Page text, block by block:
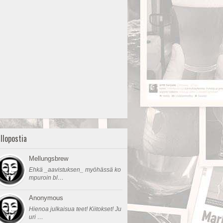
Mellungsbrew
Ehkä _aavistuksen_ myöhässä ko
mpuroin bl…
Anonymous
Hienoa julkaisua teet! Kiitokset! Ju
uri …